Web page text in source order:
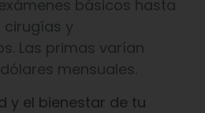
básicos hasta
cirugías y
Las primas varían
mensuales.
y el bienestar de tu